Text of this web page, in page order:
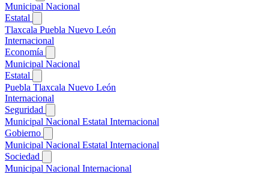
Municipal Nacional
Estatal
Tlaxcala Puebla Nuevo León
Internacional
Economía
Municipal Nacional
Estatal
Puebla Tlaxcala Nuevo León
Internacional
Seguridad
Municipal Nacional Estatal Internacional
Gobierno
Municipal Nacional Estatal Internacional
Sociedad
Municipal Nacional Internacional